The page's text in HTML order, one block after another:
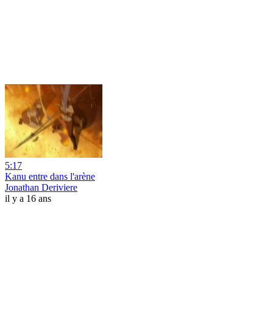
5:17
Kanu entre dans l'arène
Jonathan Deriviere
il y a 16 ans